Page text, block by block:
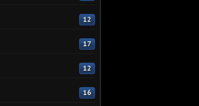
12
17
12
16